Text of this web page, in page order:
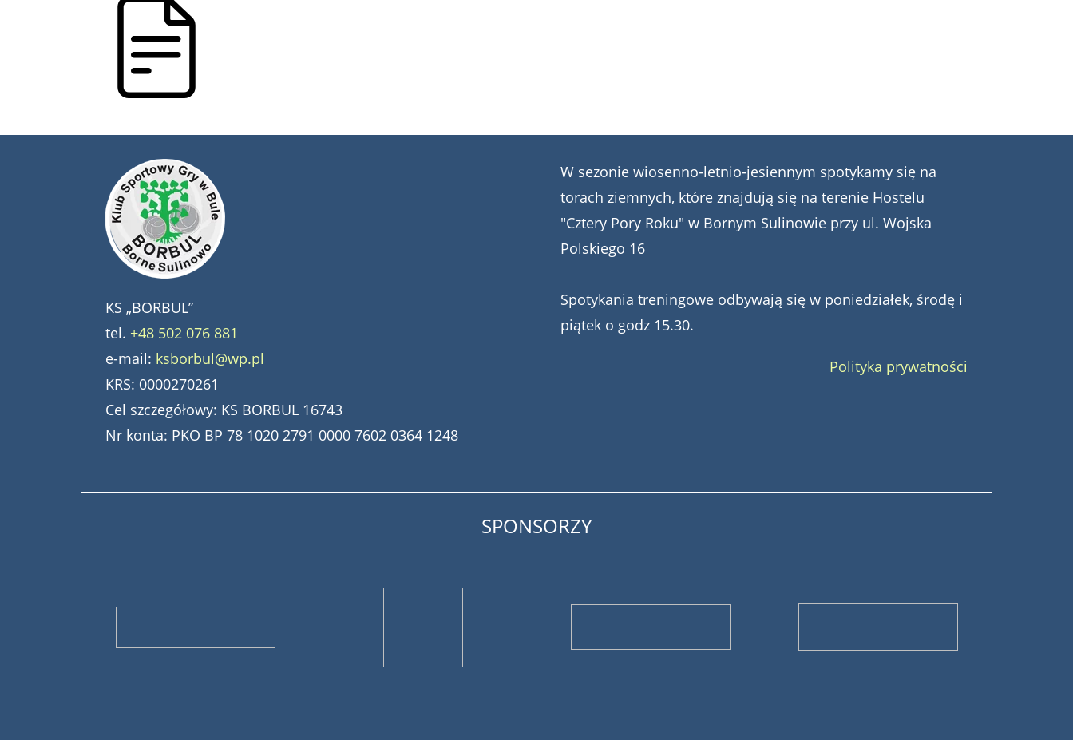
KS „BORBUL”
tel. +48 502 076 881
e-mail: ksborbul@wp.pl
KRS: 0000270261
Cel szczegółowy: KS BORBUL 16743
Nr konta: PKO BP 78 1020 2791 0000 7602 0364 1248
W sezonie wiosenno-letnio-jesiennym spotykamy się na
torach ziemnych, które znajdują się na terenie Hostelu
"Cztery Pory Roku" w Bornym Sulinowie przy ul. Wojska
Polskiego 16
Spotykania treningowe odbywają się w poniedziałek, środę i
piątek o godz 15.30.
Polityka prywatności
SPONSORZY